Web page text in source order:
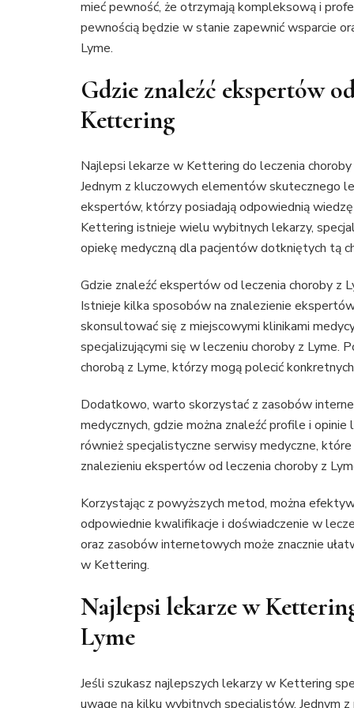
mieć pewność, że otrzymają kompleksową i
pewnością będzie w stanie zapewnić wsparcie
Lyme.
Gdzie znaleźć ekspertów
Kettering
Najlepsi lekarze w Kettering do leczenia
Jednym z kluczowych elementów skutecznego
ekspertów, którzy posiadają odpowiednią
Kettering istnieje wielu wybitnych lekarzy,
opiekę medyczną dla pacjentów dotkniętych tą
Gdzie znaleźć ekspertów od leczenia choroby z
Istnieje kilka sposobów na znalezienie
skonsultować się z miejscowymi klinikami
specjalizującymi się w leczeniu choroby z Lyme.
chorobą z Lyme, którzy mogą polecić
Dodatkowo, warto skorzystać z zasobów
medycznych, gdzie można znaleźć profile i
również specjalistyczne serwisy medyczne,
znalezieniu ekspertów od leczenia choroby z
Korzystając z powyższych metod, można
odpowiednie kwalifikacje i doświadczenie w
oraz zasobów internetowych może znacznie
w Kettering.
Najlepsi lekarze w
Lyme
Jeśli szukasz najlepszych lekarzy w Kettering
uwagę na kilku wybitnych specjalistów. Jednym